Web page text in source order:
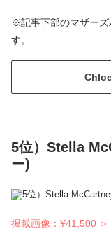
※記事下部のマザーズ
す。
5位）Stella
ー)
掲載画像：¥41,500 ＞